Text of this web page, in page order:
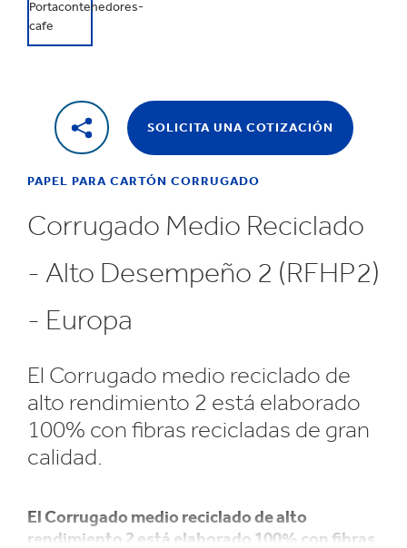
SOLICITA UNA COTIZACIÓN
PAPEL PARA CARTÓN CORRUGADO
Corrugado Medio Reciclado
- Alto Desempeño 2 (RFHP2)
- Europa
El Corrugado medio reciclado de
alto rendimiento 2 está elaborado
100% con fibras recicladas de gran
calidad.
El Corrugado medio reciclado de alto
rendimiento 2 está elaborado 100% con fibras